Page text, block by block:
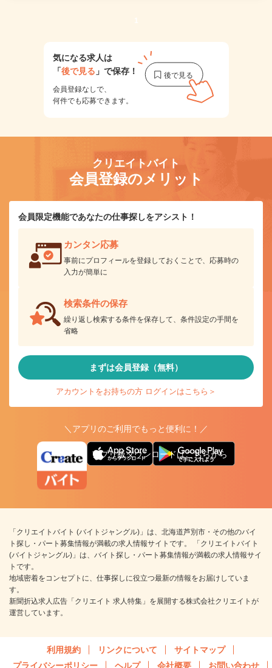
1
気になる求人は
「後で見る 」で保存！
会員登録なしで、
何件でも応募できます。
クリエイトバイト
会員登録のメリット
会員限定機能であなたの仕事探しをアシスト！
カンタン応募
事前にプロフィールを登録しておくことで、応募時の
入力が簡単に
検索条件の保存
繰り返し検索する条件を保存して、条件設定の手間を
省略
まずは会員登録（無料）
アカウントをお持ちの方 ログインはこちら＞
＼アプリのご利用でもっと便利に！／
アプリ版ダウンロードはこちらから
「クリエイトバイト (バイトジャングル)」は、北海道芦別市・その他のバイ
ト探し・パート募集情報が満載の求人情報サイトです。 「クリエイトバイト
(バイトジャングル)」は、バイト探し・パート募集情報が満載の求人情報サイ
トです。
地域密着をコンセプトに、仕事探しに役立つ最新の情報をお届けしていま
す。
新聞折込求人広告「クリエイト 求人特集」を展開する株式会社クリエイトが
運営しています。
利用規約 リンクについて
サイトマップ
プライバシーポリシー
ヘルプ 会社概要 お問い合わせ